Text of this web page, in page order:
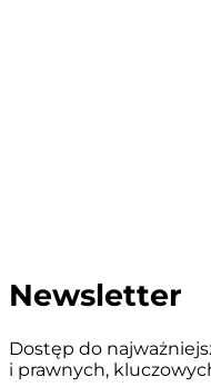
Newsletter
Dostęp do
i prawnych,